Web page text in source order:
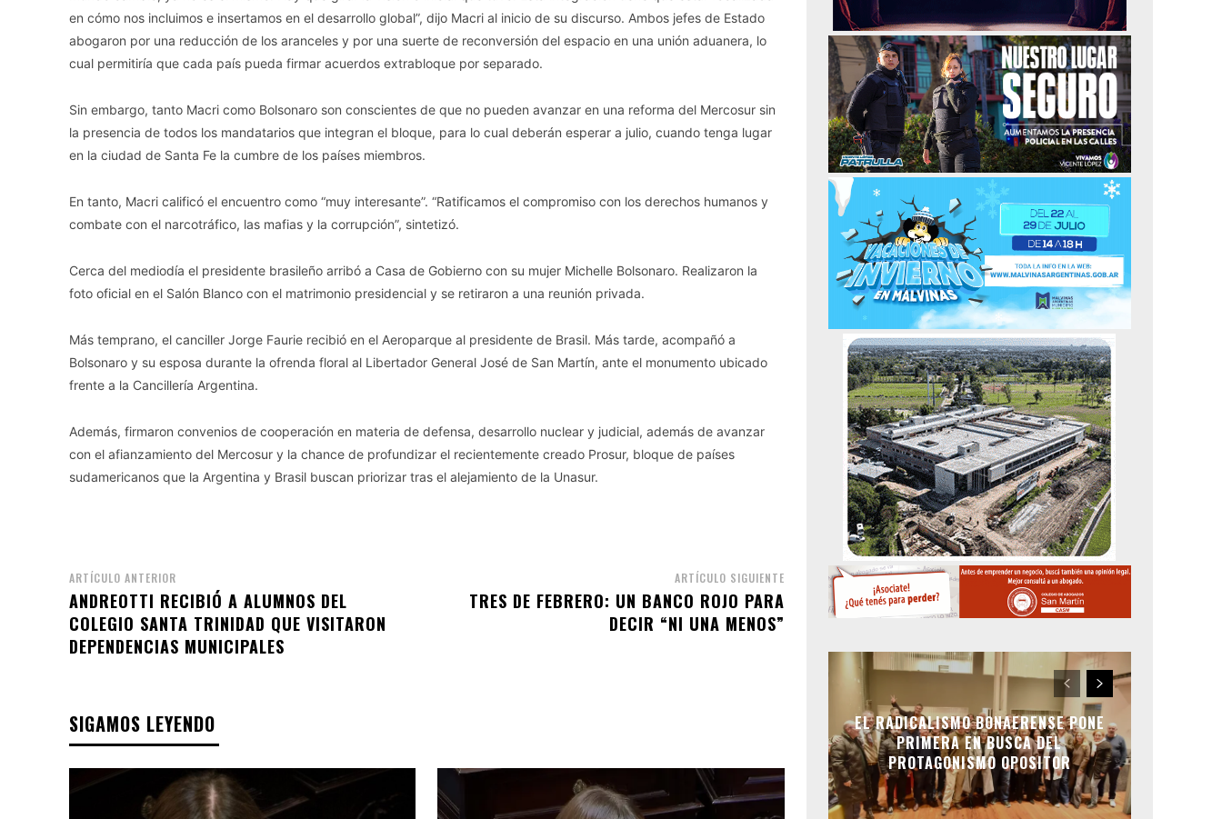
en cómo nos incluimos e insertamos en el desarrollo global”, dijo Macri al inicio de su discurso. Ambos jefes de Estado
abogaron por una reducción de los aranceles y por una suerte de reconversión del espacio en una unión aduanera, lo
cual permitiría que cada país pueda firmar acuerdos extrabloque por separado.
Sin embargo, tanto Macri como Bolsonaro son conscientes de que no pueden avanzar en una reforma del Mercosur sin
la presencia de todos los mandatarios que integran el bloque, para lo cual deberán esperar a julio, cuando tenga lugar
en la ciudad de Santa Fe la cumbre de los países miembros.
En tanto, Macri calificó el encuentro como “muy interesante”. “Ratificamos el compromiso con los derechos humanos y
combate con el narcotráfico, las mafias y la corrupción”, sintetizó.
Cerca del mediodía el presidente brasileño arribó a Casa de Gobierno con su mujer Michelle Bolsonaro. Realizaron la
foto oficial en el Salón Blanco con el matrimonio presidencial y se retiraron a una reunión privada.
Más temprano, el canciller Jorge Faurie recibió en el Aeroparque al presidente de Brasil. Más tarde, acompañó a
Bolsonaro y su esposa durante la ofrenda floral al Libertador General José de San Martín, ante el monumento ubicado
frente a la Cancillería Argentina.
Además, firmaron convenios de cooperación en materia de defensa, desarrollo nuclear y judicial, además de avanzar
con el afianzamiento del Mercosur y la chance de profundizar el recientemente creado Prosur, bloque de países
sudamericanos que la Argentina y Brasil buscan priorizar tras el alejamiento de la Unasur.
ARTÍCULO ANTERIOR
ANDREOTTI RECIBIÓ A ALUMNOS DEL
COLEGIO SANTA TRINIDAD QUE VISITARON
DEPENDENCIAS MUNICIPALES
ARTÍCULO SIGUIENTE
TRES DE FEBRERO: UN BANCO ROJO PARA
DECIR “NI UNA MENOS”
SIGAMOS LEYENDO
EL RADICALISMO BONAERENSE PONE
PRIMERA EN BUSCA DEL
PROTAGONISMO OPOSITOR